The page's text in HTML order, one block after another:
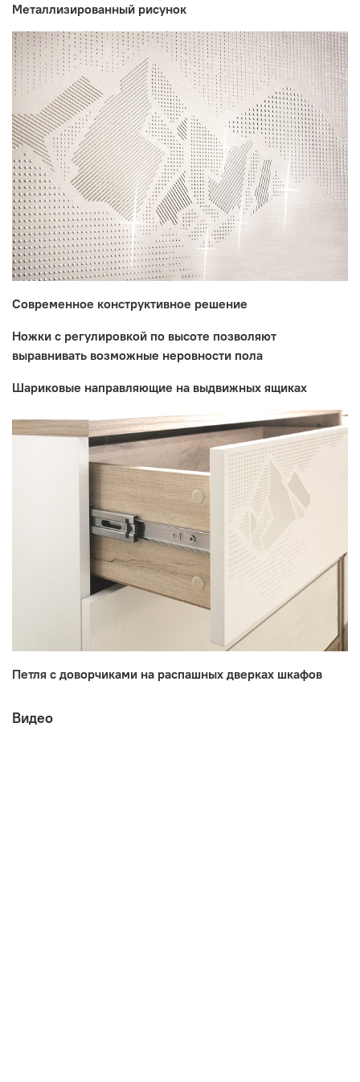
Металлизированный рисунок
Современное конструктивное решение
Ножки с регулировкой по высоте позволяют
выравнивать возможные неровности пола
Шариковые направляющие на выдвижных ящиках
Петля с доворчиками на распашных дверках шкафов
Видео